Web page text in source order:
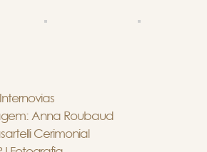
Anna Roubaud
Cerimonial